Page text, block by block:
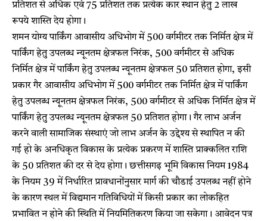
प्रतिशत से अधिक एवं 75 प्रतिशत तक प्रत्येक कार स्थान हेतु 2 लाख
रूपये शास्ति देय होगा।
शमन योग्य पार्किंग आवासीय अधिभोग में 500 वर्गमीटर तक निर्मित क्षेत्र में
पार्किंग हेतु उपलब्ध न्यूनतम क्षेत्रफल निरंक, 500 वर्गमीटर से अधिक
निर्मित क्षेत्र में पार्किंग हेतु उपलब्ध न्यूनतम क्षेत्रफल 50 प्रतिशत होगा, इसी
प्रकार गैर आवासीय अधिभोग में 500 वर्गमीटर तक निर्मित क्षेत्र में पार्किंग
हेतु उपलब्ध न्यूनतम क्षेत्रफल निरंक, 500 वर्गमीटर से अधिक निर्मित क्षेत्र में
पार्किंग हेतु उपलब्ध न्यूनतम क्षेत्रफल 50 प्रतिशत होगा। गैर लाभ अर्जन
करने वाली सामाजिक संस्थाएं जो लाभ अर्जन के उद्देश्य से स्थापित न की
गई हो के अनधिकृत विकास के प्रत्येक प्रकरण में शास्ति प्राक्कलित राशि
के 50 प्रतिशत की दर से देय होगा। छत्तीसगढ़ भूमि विकास नियम 1984
के नियम 39 में निर्धारित प्रावधानोंनुसार मार्ग की चौडाई उपलब्ध नहीं होने
के कारण स्थल में विद्यमान गतिविधियों में किसी प्रकार का लोकहित
प्रभावित न होने की स्थिति में नियमितिकरण किया जा सकेगा। आवेदन पत्र